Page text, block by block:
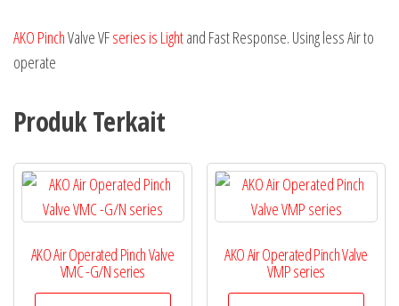
AKO PinchValve VFseries is Lightand Fast Response. Using less Air to
operate
Produk Terkait
AKO Air Operated Pinch Valve
VMC -G/N series
AKO Air Operated Pinch Valve
VMP series